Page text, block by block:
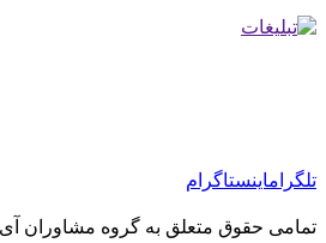
تلگراماینستاگرام
تمامی حقوق متعلق به گروه مشاوران